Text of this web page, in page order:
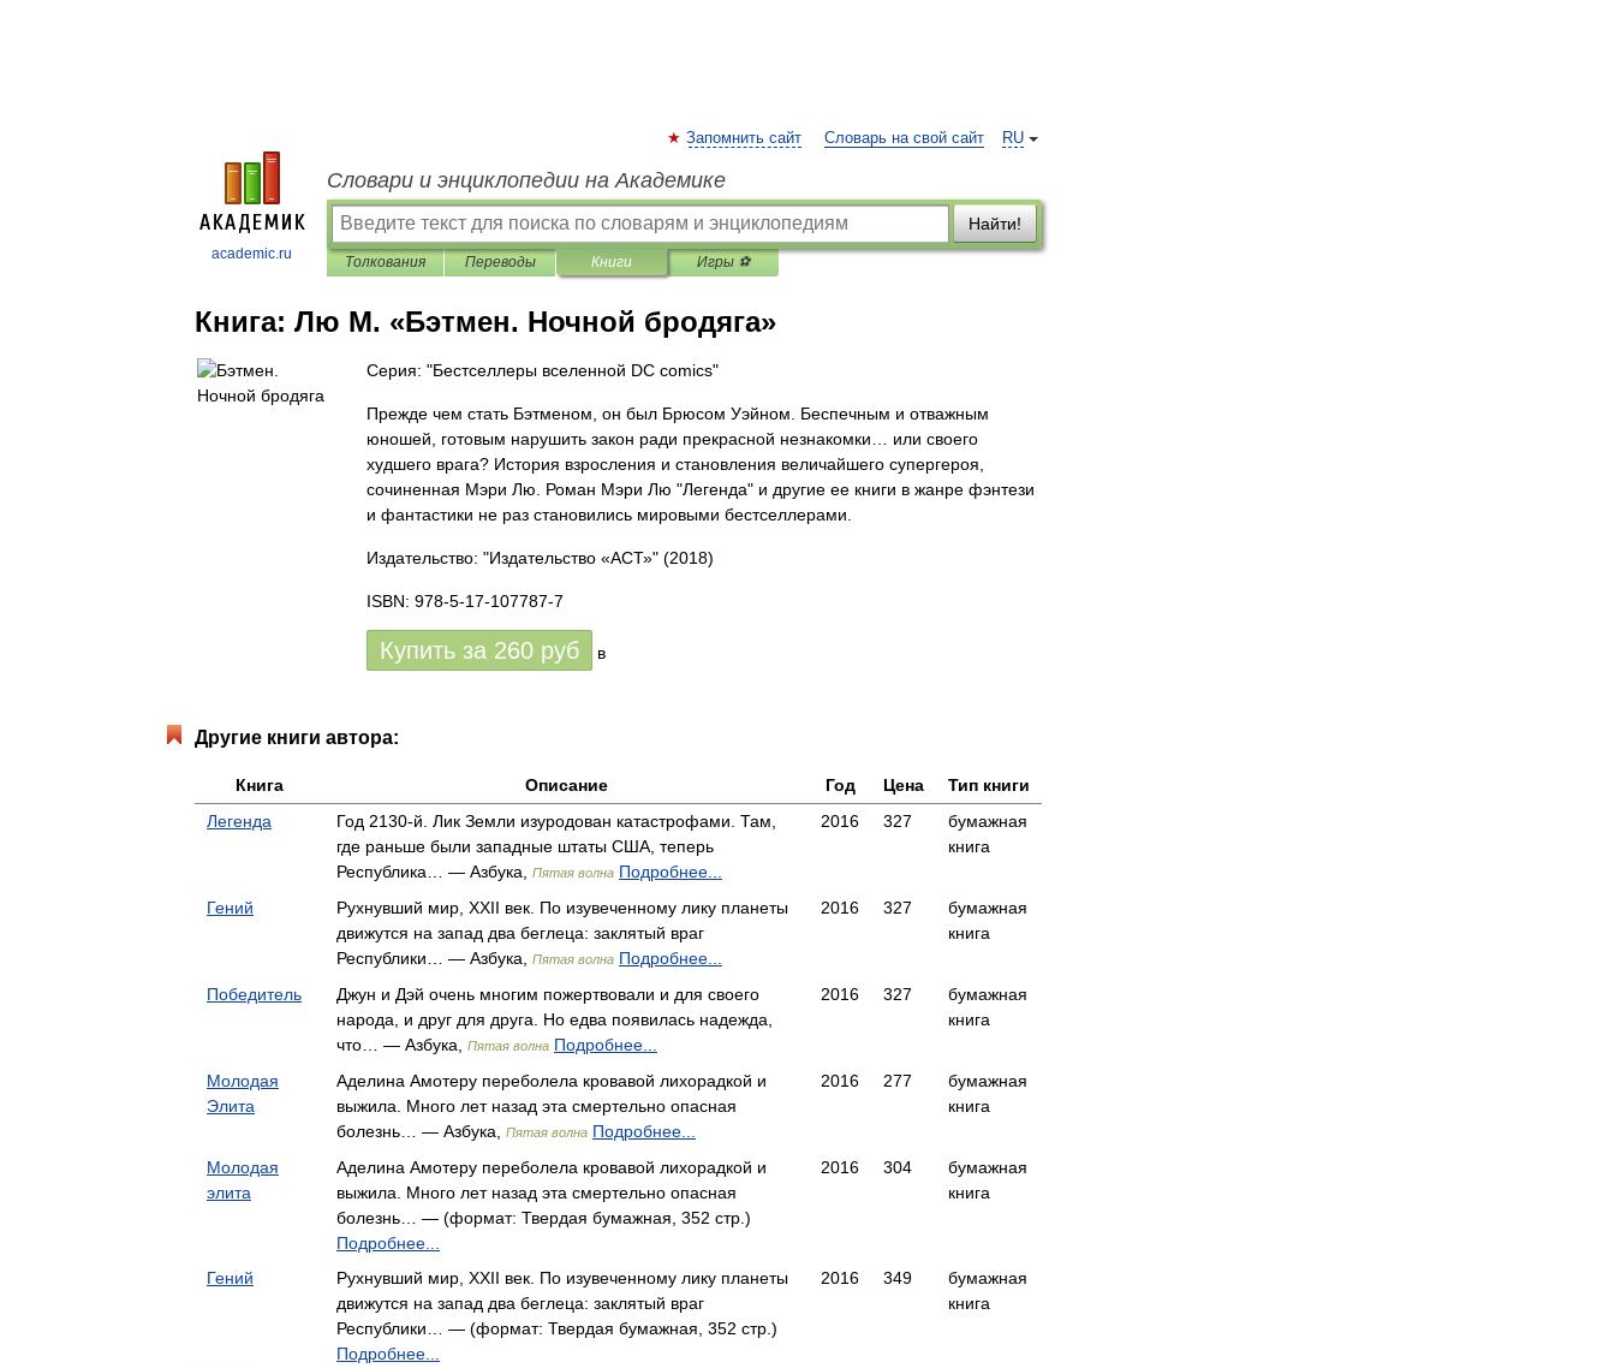
academic.ru
RU
Запомнить сайт Словарь на свой сайт
Словари и энциклопедии на Академике
Найти!
Толкования Переводы Книги Игры ⚽
Книга: Лю М. «Бэтмен. Ночной бродяга»
Серия: "Бестселлеры вселенной DC comics"
Прежде чем стать Бэтменом, он был Брюсом Уэйном. Беспечным и отважным
юношей, готовым нарушить закон ради прекрасной незнакомки… или своего
худшего врага? История взросления и становления величайшего супергероя,
сочиненная Мэри Лю. Роман Мэри Лю "Легенда" и другие ее книги в жанре фэнтези
и фантастики не раз становились мировыми бестселлерами.
Издательство: "Издательство «АСТ»" (2018)
ISBN: 978-5-17-107787-7
Купить за 260 руб в
Другие книги автора:
Книга Описание Год Цена
Тип книги
Легенда
Год 2130-й. Лик Земли изуродован катастрофами. Там,
где раньше были западные штаты США, теперь
Республика… — Азбука,
Пятая волна Подробнее...
2016 327
бумажная
книга
Гений
Рухнувший мир, XXII век. По изувеченному лику планеты
движутся на запад два беглеца: заклятый враг
Республики… — Азбука,
Пятая волна Подробнее...
2016 327
бумажная
книга
Победитель
Джун и Дэй очень многим пожертвовали и для своего
народа, и друг для друга. Но едва появилась надежда,
что… — Азбука,
Пятая волна Подробнее...
2016 327
бумажная
книга
Молодая
Элита
Аделина Амотеру переболела кровавой лихорадкой и
выжила. Много лет назад эта смертельно опасная
болезнь… — Азбука,
Пятая волна Подробнее...
2016 277
бумажная
книга
Молодая
элита
Аделина Амотеру переболела кровавой лихорадкой и
выжила. Много лет назад эта смертельно опасная
болезнь… — (формат: Твердая бумажная, 352 стр.)
Подробнее...
2016 304
бумажная
книга
Гений
Рухнувший мир, XXII век. По изувеченному лику планеты
движутся на запад два беглеца: заклятый враг
Республики… — (формат: Твердая бумажная, 352 стр.)
Подробнее...
2016 349
бумажная
книга